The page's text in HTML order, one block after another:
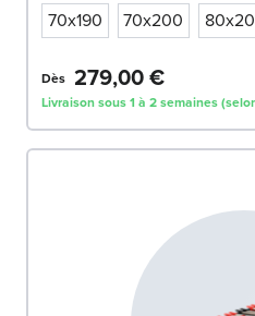
70x190 70x200
Dès 279,00 €
Livraison sous 1 à 2 semaines